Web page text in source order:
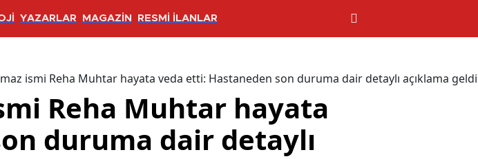
YAZARLAR MAGAZİN RESMİ İLANLAR
ismi Reha Muhtar hayata veda etti: Hastaneden son duruma dair detaylı açıklama geldi
Reha Muhtar hayata
duruma dair detaylı